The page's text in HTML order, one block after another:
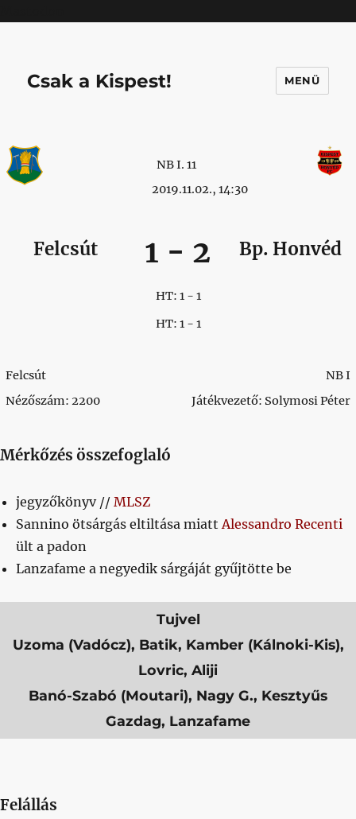
Csak a Kispest! MENÜ
NB I. 11
2019.11.02., 14:30
Felcsút 1 - 2 Bp. Honvéd
HT: 1 - 1
HT: 1 - 1
Felcsút
Nézőszám: 2200
NB I
Játékvezető: Solymosi Péter
Mérkőzés összefoglaló
jegyzőkönyv // MLSZ
Sannino ötsárgás eltiltása miatt Alessandro Recenti
ült a padon
Lanzafame a negyedik sárgáját gyűjtötte be
Tujvel
Uzoma (Vadócz), Batik, Kamber (Kálnoki-Kis),
Lovric, Aliji
Banó-Szabó (Moutari), Nagy G., Kesztyűs
Gazdag, Lanzafame
Felállás